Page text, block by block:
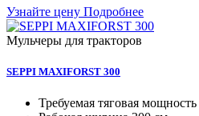
Узнайте цену Подробнее
Мульчеры для тракторов
SEPPI MAXIFORST 300
Требуемая тяговая мощность